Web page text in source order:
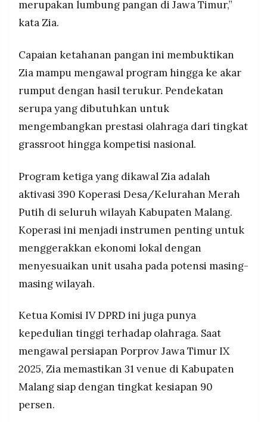
merupakan lumbung pangan di Jawa Timur,”
kata Zia.
Capaian ketahanan pangan ini membuktikan
Zia mampu mengawal program hingga ke akar
rumput dengan hasil terukur. Pendekatan
serupa yang dibutuhkan untuk
mengembangkan prestasi olahraga dari tingkat
grassroot hingga kompetisi nasional.
Program ketiga yang dikawal Zia adalah
aktivasi 390 Koperasi Desa/Kelurahan Merah
Putih di seluruh wilayah Kabupaten Malang.
Koperasi ini menjadi instrumen penting untuk
menggerakkan ekonomi lokal dengan
menyesuaikan unit usaha pada potensi masing-
masing wilayah.
Ketua Komisi IV DPRD ini juga punya
kepedulian tinggi terhadap olahraga. Saat
mengawal persiapan Porprov Jawa Timur IX
2025, Zia memastikan 31 venue di Kabupaten
Malang siap dengan tingkat kesiapan 90
persen.